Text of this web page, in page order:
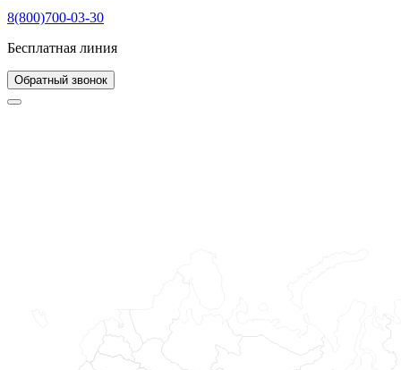
8(800)700-03-30
Бесплатная линия
Обратный звонок